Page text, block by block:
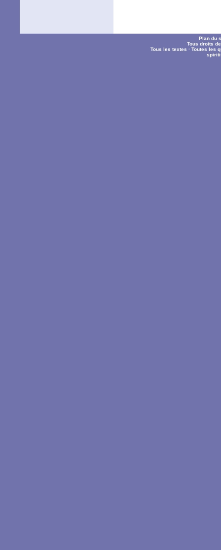
Plan du
Tous droits
Tous les textes ·Toutes les